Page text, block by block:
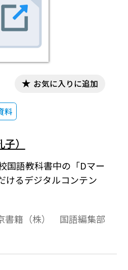
料
お気に入りに追加
）
国語教科書中の「Dマー
けるデジタルコンテン
書籍（株） 国語編集部